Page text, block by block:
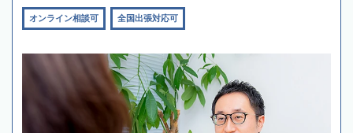
オンライン相談可 全国出張対応可